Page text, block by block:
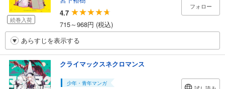
続巻入荷
4.7
715～968円 (税込)
フォロー
あらすじを表示する
クライマックスネクロマンス
少年・青年マンガ